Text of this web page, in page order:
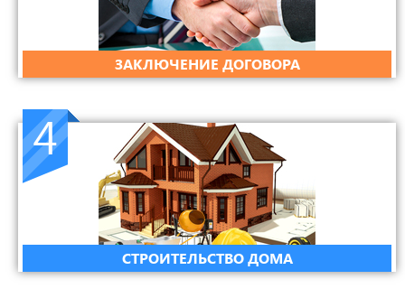
ЗАКЛЮЧЕНИЕ ДОГОВОРА
4
СТРОИТЕЛЬСТВО ДОМА